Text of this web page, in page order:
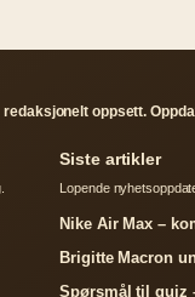
Lopende
Brigitte Macron
Spørsmål til quiz